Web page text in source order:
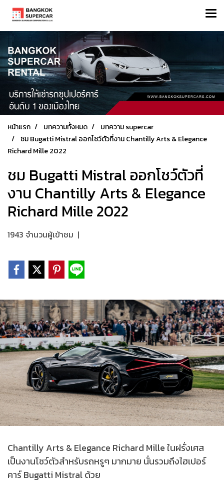
หน้าแรก บทความทั้งหมด
บทความ supercar
ชม Bugatti Mistral ออกโชว์ตัวที่งาน Chantilly Arts & Elegance
Richard Mille 2022
ชม Bugatti Mistral ออกโชว์ตัวที่
งาน Chantilly Arts & Elegance
Richard Mille 2022
1943 จำนวนผู้เข้าชม |
Chantilly Arts & Elegance Richard Mille ในฝรั่งเศส
เป็นงานโชว์ตัวสำหรับรถหรูๆ มากมาย นั่นรวมถึงไฮเปอร์
คาร์ Bugatti Mistral ด้วย